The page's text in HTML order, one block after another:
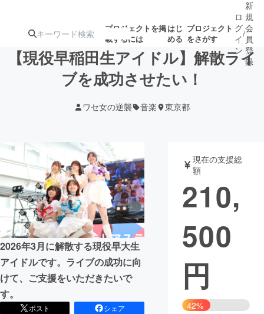
プロジェクトを掲
載するには
はじ
める
プロジェクト
をさがす
注目の新着プロ
ジェクト
募集終了が近いプ
ロジェクト
アート・写真 音楽
テクノロジー・ガジェット ゲーム・サ
映像・映画
ビジネス・起業
まちづくり・地域活性化
ロ
グ
イ
ン
/
新
規
会
員
登
録
【現役早稲田生アイドル】解散ライ
ブを成功させたい！
ワセ女の逆襲 音楽 東京都
2026年3月に解散する現役早大生
アイドルです。ライブの成功に向
けて、ご支援をいただきたいで
す。
ポスト
シェア
現在の支援総
額
210,
500
円
42%